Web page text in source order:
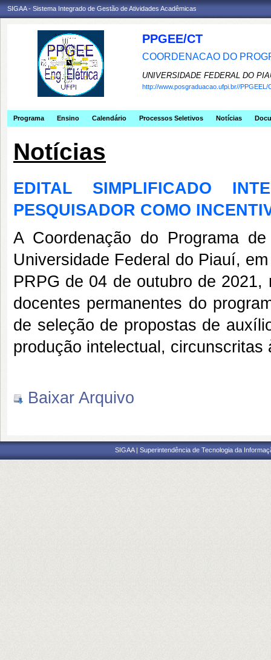
SIGAA - Sistema Integrado de Gestão de Atividades Acadêmicas
PPGEE/CT
COORDENACAO DO
UNIVERSIDADE FEDERAL DO
http://www.posgraduacao.ufpi.br//PPGEEL/
Programa Ensino Calendário Processos Seletivos Notícias
Notícias
EDITAL SIMPLIFICADO
PESQUISADOR COMO
A Coordenação do Programa
Universidade Federal do Piauí,
PRPG de 04 de outubro de
docentes permanentes do
de seleção de propostas de
produção intelectual, circunscritas
Baixar Arquivo
SIGAA | Superintendência de Tecnologia da